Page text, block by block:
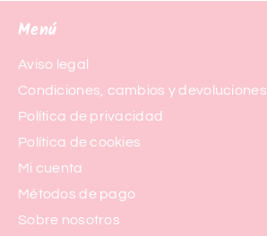
Menú
Aviso legal
Condiciones, cambios y devoluciones
Política de privacidad
Política de cookies
Mi cuenta
Métodos de pago
Sobre nosotros